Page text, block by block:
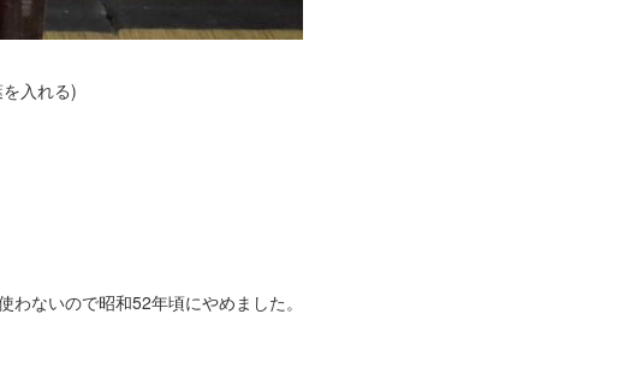
入れる)
ないので昭和52年頃にやめました。